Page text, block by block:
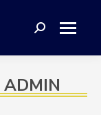
Search:
ADMIN